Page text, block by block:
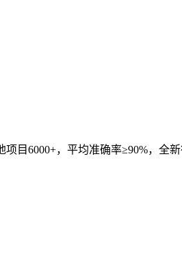
目6000+，平均准确率≥90%，全